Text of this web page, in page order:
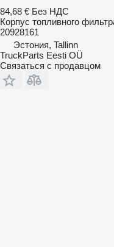
84,68 € Без НДС
Корпус топливного
20928161
Эстония, Tallinn
TruckParts Eesti OÜ
Связаться с продавцом